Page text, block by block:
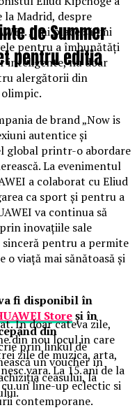
Madrid, despre
„Îmi place să îmi
pentru a îmbunătăți
inteligente, nu doar
alergătorii din
de brand „Now is
autentice și
global printr-o abordare
La evenimentul
a colaborat cu Eliud
ca sport și pentru a
va continua să
inovațiile sale
pentru a permite
o viață mai sănătoasă și
fi disponibil în
Storeși în
din
prin linkul de
un voucher în
ceasului, la
de Summer
pentru editia
In doar cateva zile,
din nou locul in care
zile de muzica, arta,
vara. La 15 ani de la
un line-up eclectic si
contemporane.